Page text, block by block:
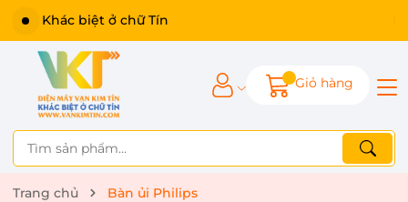
Khác biệt ở chữ Tín
Giỏ hàng
Trang chủ Bàn ủi Philips